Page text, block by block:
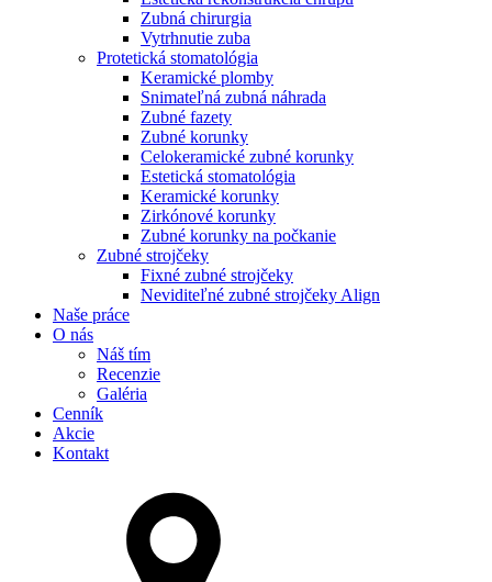
Zubná chirurgia
Vytrhnutie zuba
Protetická stomatológia
Keramické plomby
Snimateľná zubná náhrada
Zubné fazety
Zubné korunky
Celokeramické zubné korunky
Estetická stomatológia
Keramické korunky
Zirkónové korunky
Zubné korunky na počkanie
Zubné strojčeky
Fixné zubné strojčeky
Neviditeľné zubné strojčeky Align
Naše práce
O nás
Náš tím
Recenzie
Galéria
Cenník
Akcie
Kontakt